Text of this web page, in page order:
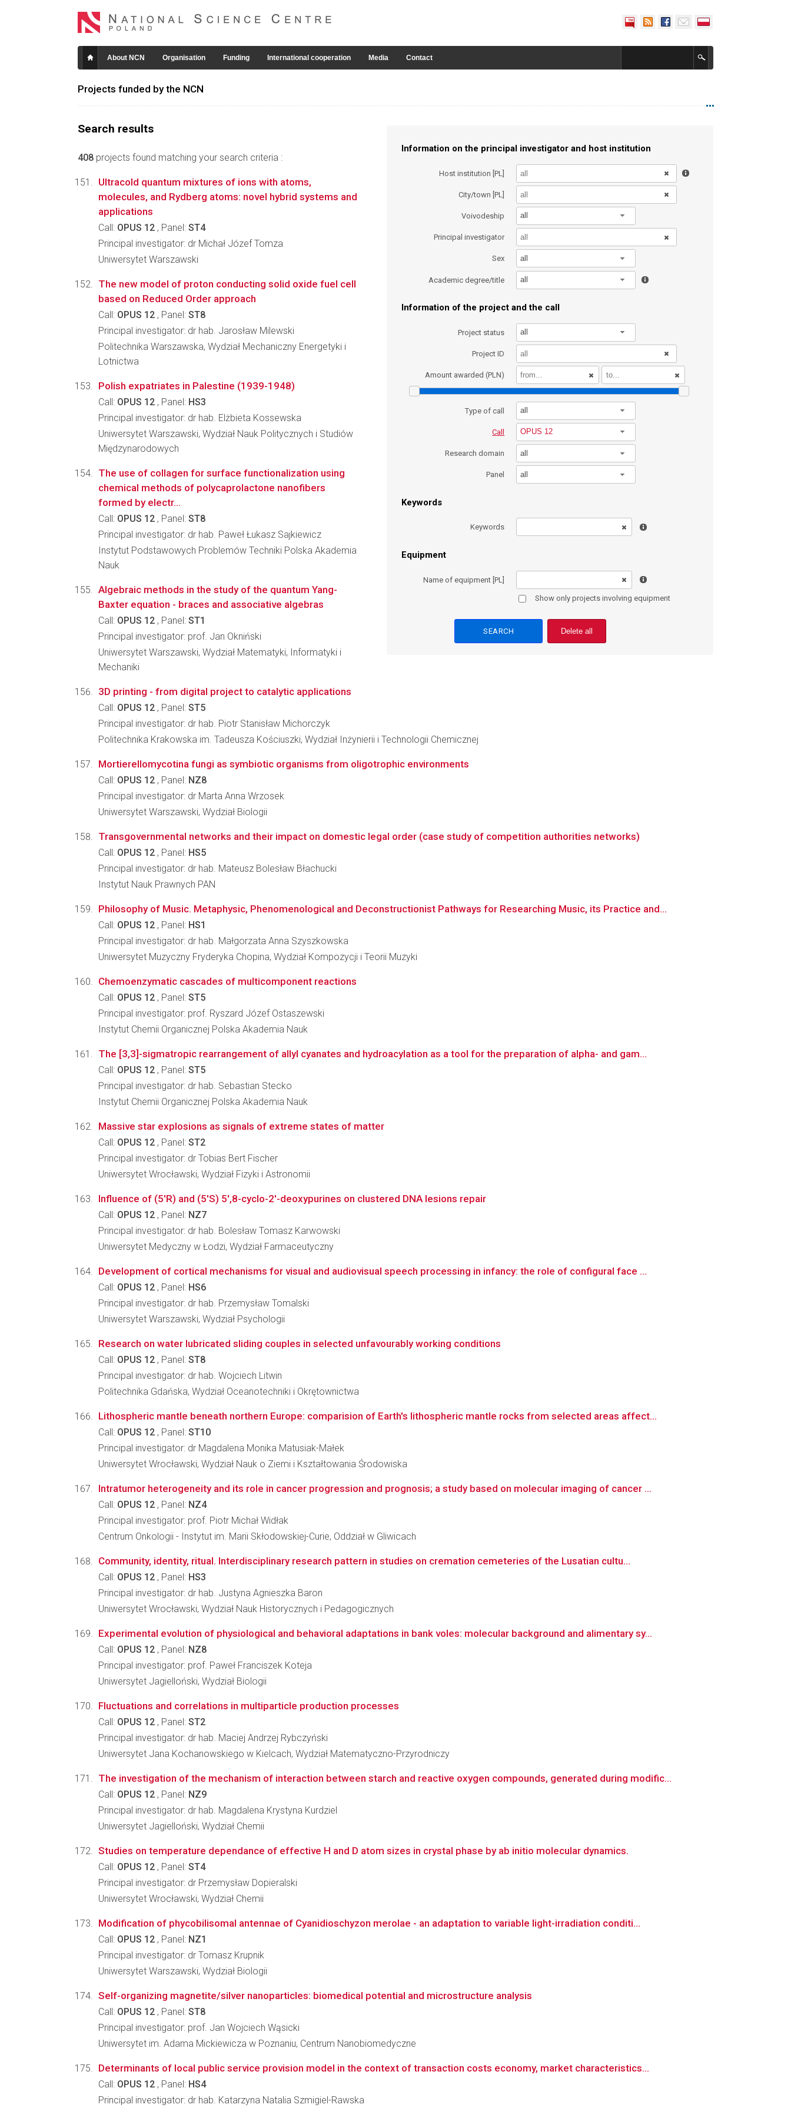
About NCN Organisation Funding International cooperation Media Contact
Projects funded by the NCN
Search results
408 projects found matching your search criteria :
Information on the principal investigator and host institution
Host institution [PL]
City/town [PL]
Voivodeship all
Principal investigator
Sex all
Academic degree/title all
Information of the project and the call
Project status all
Project ID
Amount awarded (PLN)
Type of call all
Call OPUS 12
Research domain all
Panel all
Keywords
Keywords
Equipment
Name of equipment [PL]
Show only projects involving equipment
Delete all
Ultracold quantum mixtures of ions with atoms,
molecules, and Rydberg atoms: novel hybrid systems and
applications
Call: OPUS 12 , Panel: ST4
Principal investigator: dr Michał Józef Tomza
Uniwersytet Warszawski
The new model of proton conducting solid oxide fuel cell
based on Reduced Order approach
Call: OPUS 12 , Panel: ST8
Principal investigator: dr hab. Jarosław Milewski
Politechnika Warszawska, Wydział Mechaniczny Energetyki i
Lotnictwa
Polish expatriates in Palestine (1939-1948)
Call: OPUS 12 , Panel: HS3
Principal investigator: dr hab. Elżbieta Kossewska
Uniwersytet Warszawski, Wydział Nauk Politycznych i Studiów
Międzynarodowych
The use of collagen for surface functionalization using
chemical methods of polycaprolactone nanofibers
formed by electr...
Call: OPUS 12 , Panel: ST8
Principal investigator: dr hab. Paweł Łukasz Sajkiewicz
Instytut Podstawowych Problemów Techniki Polska Akademia
Nauk
Algebraic methods in the study of the quantum Yang-
Baxter equation - braces and associative algebras
Call: OPUS 12 , Panel: ST1
Principal investigator: prof. Jan Okniński
Uniwersytet Warszawski, Wydział Matematyki, Informatyki i
Mechaniki
3D printing - from digital project to catalytic applications
Call: OPUS 12 , Panel: ST5
Principal investigator: dr hab. Piotr Stanisław Michorczyk
Politechnika Krakowska im. Tadeusza Kościuszki, Wydział Inżynierii i Technologii Chemicznej
Mortierellomycotina fungi as symbiotic organisms from oligotrophic environments
Call: OPUS 12 , Panel: NZ8
Principal investigator: dr Marta Anna Wrzosek
Uniwersytet Warszawski, Wydział Biologii
Transgovernmental networks and their impact on domestic legal order (case study of competition authorities networks)
Call: OPUS 12 , Panel: HS5
Principal investigator: dr hab. Mateusz Bolesław Błachucki
Instytut Nauk Prawnych PAN
Philosophy of Music. Metaphysic, Phenomenological and Deconstructionist Pathways for Researching Music, its Practice and...
Call: OPUS 12 , Panel: HS1
Principal investigator: dr hab. Małgorzata Anna Szyszkowska
Uniwersytet Muzyczny Fryderyka Chopina, Wydział Kompozycji i Teorii Muzyki
Chemoenzymatic cascades of multicomponent reactions
Call: OPUS 12 , Panel: ST5
Principal investigator: prof. Ryszard Józef Ostaszewski
Instytut Chemii Organicznej Polska Akademia Nauk
The [3,3]-sigmatropic rearrangement of allyl cyanates and hydroacylation as a tool for the preparation of alpha- and gam...
Call: OPUS 12 , Panel: ST5
Principal investigator: dr hab. Sebastian Stecko
Instytut Chemii Organicznej Polska Akademia Nauk
Massive star explosions as signals of extreme states of matter
Call: OPUS 12 , Panel: ST2
Principal investigator: dr Tobias Bert Fischer
Uniwersytet Wrocławski, Wydział Fizyki i Astronomii
Influence of (5'R) and (5'S) 5',8-cyclo-2'-deoxypurines on clustered DNA lesions repair
Call: OPUS 12 , Panel: NZ7
Principal investigator: dr hab. Bolesław Tomasz Karwowski
Uniwersytet Medyczny w Łodzi, Wydział Farmaceutyczny
Development of cortical mechanisms for visual and audiovisual speech processing in infancy: the role of configural face ...
Call: OPUS 12 , Panel: HS6
Principal investigator: dr hab. Przemysław Tomalski
Uniwersytet Warszawski, Wydział Psychologii
Research on water lubricated sliding couples in selected unfavourably working conditions
Call: OPUS 12 , Panel: ST8
Principal investigator: dr hab. Wojciech Litwin
Politechnika Gdańska, Wydział Oceanotechniki i Okrętownictwa
Lithospheric mantle beneath northern Europe: comparision of Earth's lithospheric mantle rocks from selected areas affect...
Call: OPUS 12 , Panel: ST10
Principal investigator: dr Magdalena Monika Matusiak-Małek
Uniwersytet Wrocławski, Wydział Nauk o Ziemi i Kształtowania Środowiska
Intratumor heterogeneity and its role in cancer progression and prognosis; a study based on molecular imaging of cancer ...
Call: OPUS 12 , Panel: NZ4
Principal investigator: prof. Piotr Michał Widłak
Centrum Onkologii - Instytut im. Marii Skłodowskiej-Curie, Oddział w Gliwicach
Community, identity, ritual. Interdisciplinary research pattern in studies on cremation cemeteries of the Lusatian cultu...
Call: OPUS 12 , Panel: HS3
Principal investigator: dr hab. Justyna Agnieszka Baron
Uniwersytet Wrocławski, Wydział Nauk Historycznych i Pedagogicznych
Experimental evolution of physiological and behavioral adaptations in bank voles: molecular background and alimentary sy...
Call: OPUS 12 , Panel: NZ8
Principal investigator: prof. Paweł Franciszek Koteja
Uniwersytet Jagielloński, Wydział Biologii
Fluctuations and correlations in multiparticle production processes
Call: OPUS 12 , Panel: ST2
Principal investigator: dr hab. Maciej Andrzej Rybczyński
Uniwersytet Jana Kochanowskiego w Kielcach, Wydział Matematyczno-Przyrodniczy
The investigation of the mechanism of interaction between starch and reactive oxygen compounds, generated during modific...
Call: OPUS 12 , Panel: NZ9
Principal investigator: dr hab. Magdalena Krystyna Kurdziel
Uniwersytet Jagielloński, Wydział Chemii
Studies on temperature dependance of effective H and D atom sizes in crystal phase by ab initio molecular dynamics.
Call: OPUS 12 , Panel: ST4
Principal investigator: dr Przemysław Dopieralski
Uniwersytet Wrocławski, Wydział Chemii
Modification of phycobilisomal antennae of Cyanidioschyzon merolae - an adaptation to variable light-irradiation conditi...
Call: OPUS 12 , Panel: NZ1
Principal investigator: dr Tomasz Krupnik
Uniwersytet Warszawski, Wydział Biologii
Self-organizing magnetite/silver nanoparticles: biomedical potential and microstructure analysis
Call: OPUS 12 , Panel: ST8
Principal investigator: prof. Jan Wojciech Wąsicki
Uniwersytet im. Adama Mickiewicza w Poznaniu, Centrum Nanobiomedyczne
Determinants of local public service provision model in the context of transaction costs economy, market characteristics...
Call: OPUS 12 , Panel: HS4
Principal investigator: dr hab. Katarzyna Natalia Szmigiel-Rawska